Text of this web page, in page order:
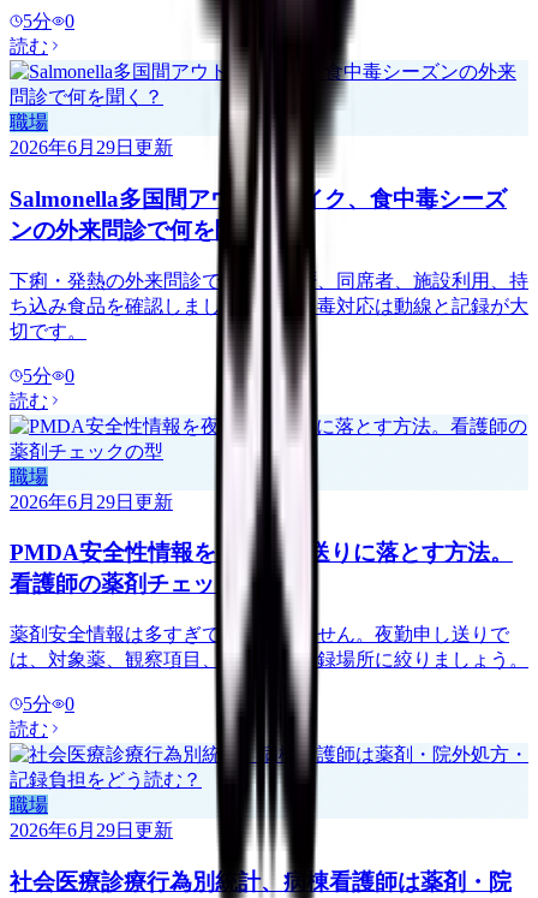
5分
0
読む
職場
2026年6月29日 更新
Salmonella多国間アウトブレイク、食中毒シーズ
ンの外来問診で何を聞く？
下痢・発熱の外来問診では、食品歴、同席者、施設利用、持
ち込み食品を確認しましょう。食中毒対応は動線と記録が大
切です。
5分
0
読む
職場
2026年6月29日 更新
PMDA安全性情報を夜勤申し送りに落とす方法。
看護師の薬剤チェックの型
薬剤安全情報は多すぎて追いきれません。夜勤申し送りで
は、対象薬、観察項目、報告先、記録場所に絞りましょう。
5分
0
読む
職場
2026年6月29日 更新
社会医療診療行為別統計、病棟看護師は薬剤・院